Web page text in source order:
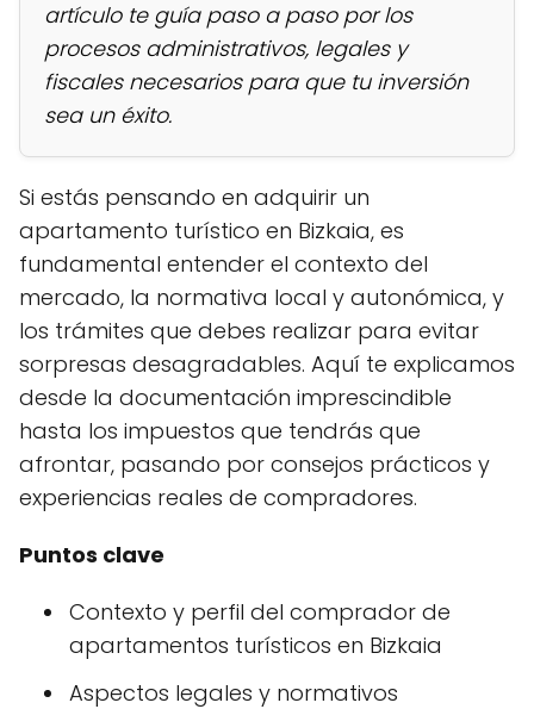
artículo te guía paso a paso por los
procesos administrativos, legales y
fiscales necesarios para que tu inversión
sea un éxito.
Si estás pensando en adquirir un
apartamento turístico en Bizkaia, es
fundamental entender el contexto del
mercado, la normativa local y autonómica, y
los trámites que debes realizar para evitar
sorpresas desagradables. Aquí te explicamos
desde la documentación imprescindible
hasta los impuestos que tendrás que
afrontar, pasando por consejos prácticos y
experiencias reales de compradores.
Puntos clave
Contexto y perfil del comprador de
apartamentos turísticos en Bizkaia
Aspectos legales y normativos